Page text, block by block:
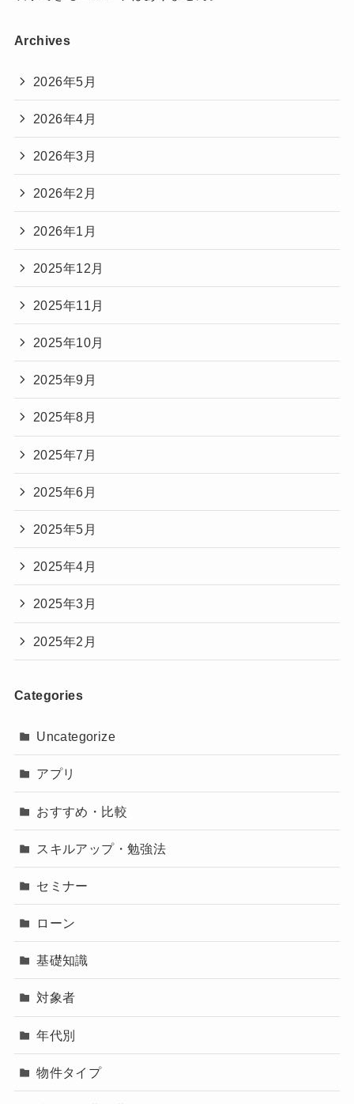
Archives
2026年5月
2026年4月
2026年3月
2026年2月
2026年1月
2025年12月
2025年11月
2025年10月
2025年9月
2025年8月
2025年7月
2025年6月
2025年5月
2025年4月
2025年3月
2025年2月
Categories
Uncategorize
アプリ
おすすめ・比較
スキルアップ・勉強法
セミナー
ローン
基礎知識
対象者
年代別
物件タイプ